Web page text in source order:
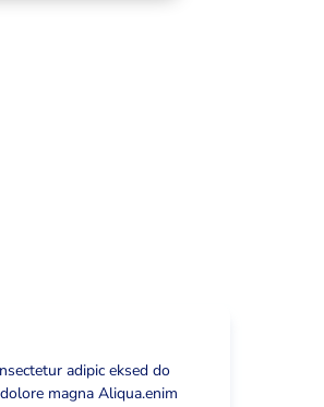
adipic eksed do
magna Aliqua.enim